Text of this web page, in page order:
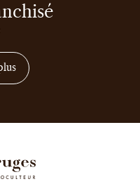
sur comment devenir